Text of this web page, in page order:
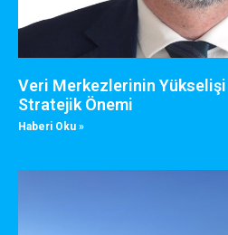
Veri Merkezlerinin Yükselişi
Stratejik Önemi
Haberi Oku »